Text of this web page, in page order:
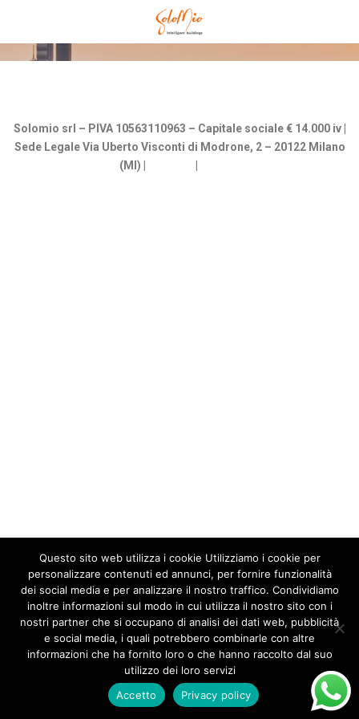
Solomio srl – PIVA 10563110963 – Capitale sociale € 14.000 iv |
Sede Legale Via Uberto Visconti di Modrone, 2 – 20122 Milano
(MI) |
Questo sito web utilizza i cookie Utilizziamo i cookie per
personalizzare contenuti ed annunci, per fornire funzionalità
dei social media e per analizzare il nostro traffico. Condividiamo
inoltre informazioni sul modo in cui utilizza il nostro sito con i
nostri partner che si occupano di analisi dei dati web, pubblicità
e social media, i quali potrebbero combinarle con altre
informazioni che ha fornito loro o che hanno raccolto dal suo
utilizzo dei loro servizi
Accetto
Privacy policy